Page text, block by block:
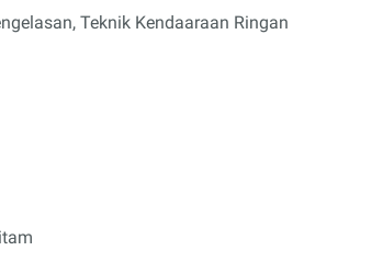
Teknik Kendaaraan Ringan